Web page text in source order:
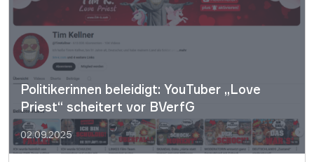
Bestandsdaten […]
Politikerinnen beleidigt: YouTuber „Love
Priest“ scheitert vor BVerfG
02.09.2025